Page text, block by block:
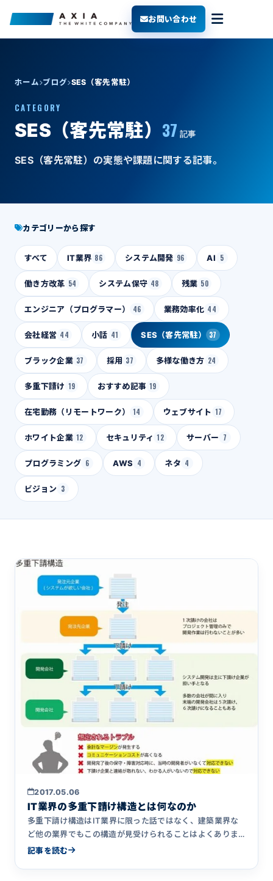
お問い合わせ
ホーム ブログ SES（客先常駐）
CATEGORY
SES（客先常駐） 37 記事
SES（客先常駐）の実態や課題に関する記事。
カテゴリーから探す
すべて IT業界 86 システム開発 96 AI 5
働き方改革 54 システム保守 48 残業 50
エンジニア（プログラマー） 46 業務効率化 44
会社経営 44 小話 41 SES（客先常駐） 37
ブラック企業 37 採用 37 多様な働き方 24
多重下請け 19 おすすめ記事 19
在宅勤務（リモートワーク） 14 ウェブサイト 17
ホワイト企業 12 セキュリティ 12 サーバー 7
プログラミング 6 AWS 4 ネタ 4
ビジョン 3
2017.05.06
IT業界の多重下請け構造とは何なのか
多重下請け構造はIT業界に限った話ではなく、建築業界な
ど他の業界でもこの構造が見受けられることはよくありま
す。他の業界は&hellip;
記事を読む